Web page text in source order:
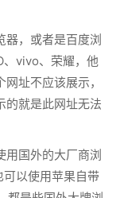
器，或者是百度浏
、vivo、荣耀，他
址不应该展示，
的就是此网址无法
用国外的大厂商浏
以使用苹果自带